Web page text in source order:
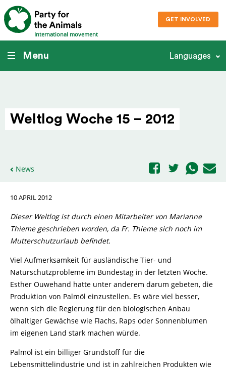
International movement
GET INVOLVED
Menu Languages
Weltlog Woche 15 – 2012
News
10 APRIL 2012
Dieser Weltlog ist durch einen Mitarbeiter von Marianne
Thieme geschrieben worden, da Fr. Thieme sich noch im
Mutterschutzurlaub befindet.
Viel Aufmerksamkeit für ausländische Tier- und
Naturschutzprobleme im Bundestag in der letzten Woche.
Esther Ouwehand hatte unter anderem darum gebeten, die
Produktion von Palmöl einzustellen. Es wäre viel besser,
wenn sich die Regierung für den biologischen Anbau
ölhaltiger Gewächse wie Flachs, Raps oder Sonnenblumen
im eigenen Land stark machen würde.
Palmöl ist ein billiger Grundstoff für die
Lebensmittelindustrie und ist in zahlreichen Produkten wie